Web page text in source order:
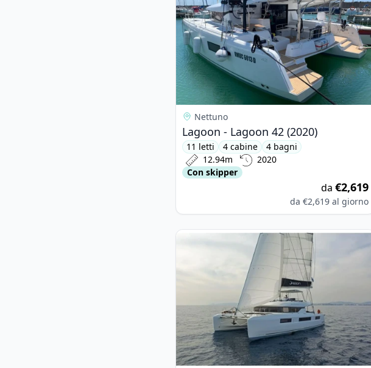
Nettuno
Lagoon - Lagoon 42 (2020)
11 letti 4 cabine
4 bagni
12.94m
2020
Con skipper
da €2,619
da €2,619 al giorno
View details for Lagoon - Lagoon 50 (2019)